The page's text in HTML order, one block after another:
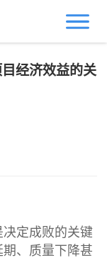
经济效益的关
定成败的关键
、质量下降甚